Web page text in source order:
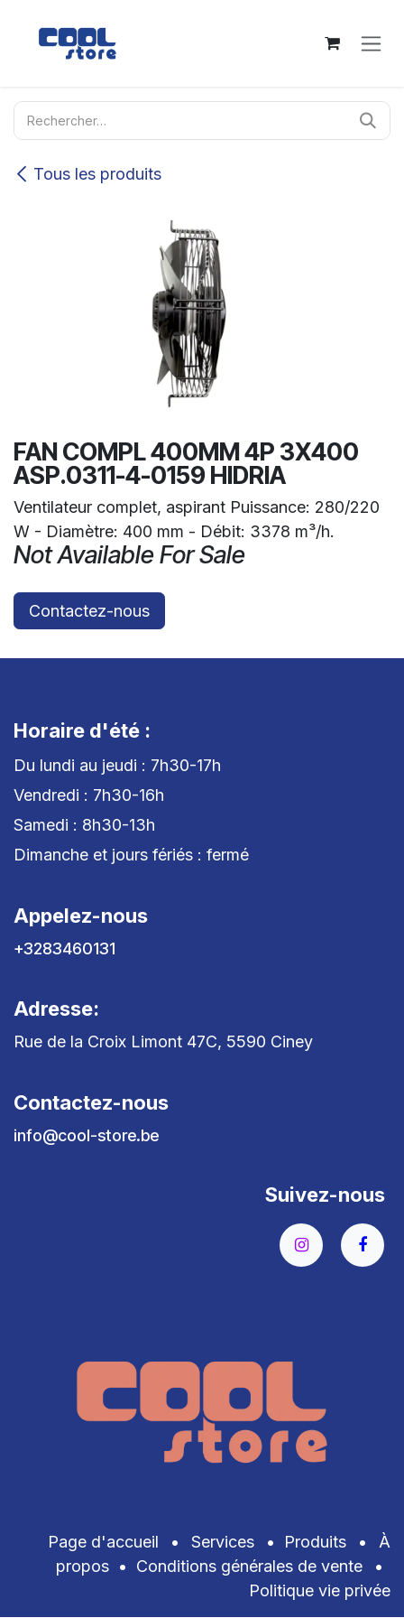
Tous les produits
FAN COMPL 400MM 4P 3X400
ASP.0311-4-0159 HIDRIA
Ventilateur complet, aspirant Puissance: 280/220
W - Diamètre: 400 mm - Débit: 3378 m³/h.
Not Available For Sale
Contactez-nous
Horaire d'été :
Du lundi au jeudi : 7h30-17h
Vendredi : 7h30-16h
Samedi : 8h30-13h
Dimanche et jours fériés : fermé
Appelez-nous
+3283460131
Adresse:
Rue de la Croix Limont 47C, 5590 Ciney
Contactez-nous
info@cool-store.be
Suivez-nous
Page d'accueil • Services • Produits •
À
propos • Conditions générales de vente
•
Politique vie privée